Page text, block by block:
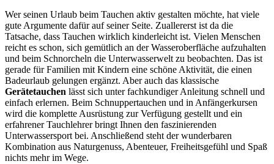
Wer seinen Urlaub beim Tauchen aktiv gestalten möchte, hat viele
gute Argumente dafür auf seiner Seite. Zuallererst ist da die
Tatsache, dass Tauchen wirklich kinderleicht ist. Vielen Menschen
reicht es schon, sich gemütlich an der Wasseroberfläche aufzuhalten
und beim Schnorcheln die Unterwasserwelt zu beobachten. Das ist
gerade für Familien mit Kindern eine schöne Aktivität, die einen
Badeurlaub gelungen ergänzt. Aber auch das klassische
Gerätetauchen lässt sich unter fachkundiger Anleitung schnell und
einfach erlernen. Beim Schnuppertauchen und in Anfängerkursen
wird die komplette Ausrüstung zur Verfügung gestellt und ein
erfahrener Tauchlehrer bringt Ihnen den faszinierenden
Unterwassersport bei. Anschließend steht der wunderbaren
Kombination aus Naturgenuss, Abenteuer, Freiheitsgefühl und Spaß
nichts mehr im Wege.